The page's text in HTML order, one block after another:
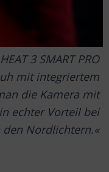
3 SMART PRO
mit integriertem
die Kamera mit
echter Vorteil bei
den Nordlichtern.